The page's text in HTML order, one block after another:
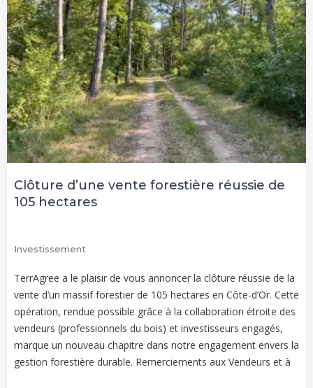
Clôture d’une vente forestière réussie de
105 hectares
Investissement
TerrAgree a le plaisir de vous annoncer la clôture réussie de la
vente d’un massif forestier de 105 hectares en Côte-d’Or. Cette
opération, rendue possible grâce à la collaboration étroite des
vendeurs (professionnels du bois) et investisseurs engagés,
marque un nouveau chapitre dans notre engagement envers la
gestion forestière durable. Remerciements aux Vendeurs et à